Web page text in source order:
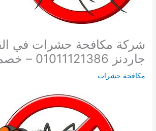
شركة مكافحة حشرات في
جاردنز 01011121386 – خصم 70 %
مكافحة حشرات